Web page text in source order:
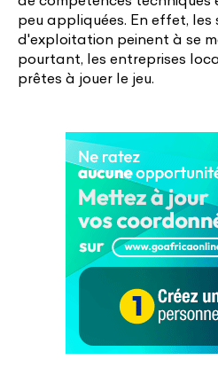
peu appliquées. En effet, les
d'exploitation peinent à se
pourtant, les entreprises
prêtes à jouer le jeu.